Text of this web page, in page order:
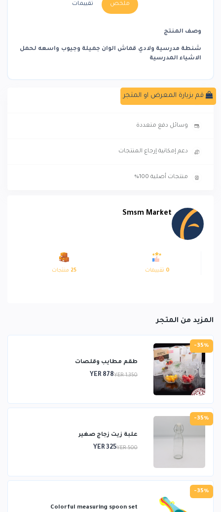
ملخص تقييمات
وصف المنتج
شنطة مدرسية ولادي قماش الوان جميلة وجيوب واسعه لحمل
الاشياء المدرسية
توصيل سريع
وسائل دفع متعددة
دعم إمكانية إرجاع المنتجات
منتجات أصلية 100%
Smsm Market
0 تقييمات 25 منتجات
قم بزيارة المعرض او المتجر
المزيد من المتجر
-35%
طقم مطايب وقلصات
YER 1,350
YER 878
-35%
علبة زيت زجاج صغير
YER 500
YER 325
-35%
Colorful measuring spoon set